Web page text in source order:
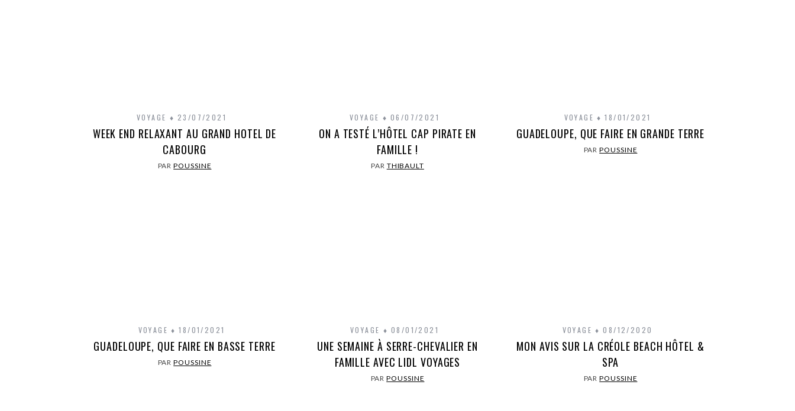
VOYAGE 23/07/2021
WEEK END RELAXANT AU GRAND HOTEL DE
CABOURG
PARPOUSSINE
VOYAGE 06/07/2021
ON A TESTÉ L’HÔTEL CAP PIRATE EN
FAMILLE !
PAR THIBAULT
VOYAGE 18/01/2021
GUADELOUPE, QUE FAIRE EN GRANDE TERRE
PARPOUSSINE
VOYAGE 18/01/2021
GUADELOUPE, QUE FAIRE EN BASSE TERRE
PARPOUSSINE
VOYAGE 08/01/2021
UNE SEMAINE À SERRE-CHEVALIER EN
FAMILLE AVEC LIDL VOYAGES
PARPOUSSINE
VOYAGE 08/12/2020
MON AVIS SUR LA CRÉOLE BEACH HÔTEL &
SPA
PARPOUSSINE